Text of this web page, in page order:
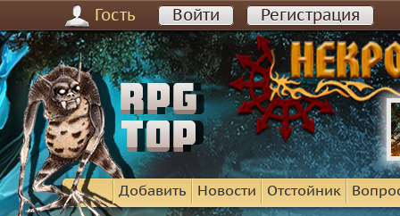
Гость Войти Регистрация
Добавить Новости Отстойник